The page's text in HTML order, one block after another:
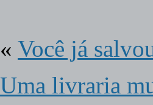
« Você já
Uma livraria